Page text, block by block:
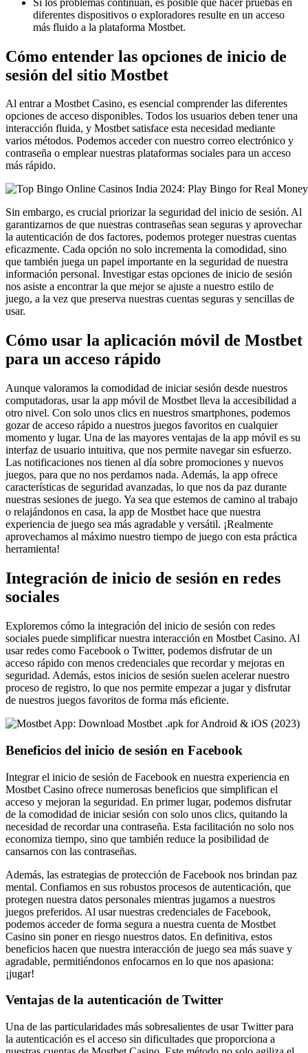
diferentes dispositivos o exploradores resulte en un acceso
más fluido a la plataforma Mostbet.
Cómo entender las opciones de inicio de
sesión del sitio Mostbet
Al entrar a Mostbet Casino, es esencial comprender las diferentes
opciones de acceso disponibles. Todos los usuarios deben tener una
interacción fluida, y Mostbet satisface esta necesidad mediante
varios métodos. Podemos acceder con nuestro correo electrónico y
contraseña o emplear nuestras plataformas sociales para un acceso
más rápido.
Sin embargo, es crucial priorizar la seguridad del inicio de sesión. Al
garantizarnos de que nuestras contraseñas sean seguras y aprovechar
la autenticación de dos factores, podemos proteger nuestras cuentas
eficazmente. Cada opción no solo incrementa la comodidad, sino
que también juega un papel importante en la seguridad de nuestra
información personal. Investigar estas opciones de inicio de sesión
nos asiste a encontrar la que mejor se ajuste a nuestro estilo de
juego, a la vez que preserva nuestras cuentas seguras y sencillas de
usar.
Cómo usar la aplicación móvil de Mostbet
para un acceso rápido
Aunque valoramos la comodidad de iniciar sesión desde nuestros
computadoras, usar la app móvil de Mostbet lleva la accesibilidad a
otro nivel. Con solo unos clics en nuestros smartphones, podemos
gozar de acceso rápido a nuestros juegos favoritos en cualquier
momento y lugar. Una de las mayores ventajas de la app móvil es su
interfaz de usuario intuitiva, que nos permite navegar sin esfuerzo.
Las notificaciones nos tienen al día sobre promociones y nuevos
juegos, para que no nos perdamos nada. Además, la app ofrece
características de seguridad avanzadas, lo que nos da paz durante
nuestras sesiones de juego. Ya sea que estemos de camino al trabajo
o relajándonos en casa, la app de Mostbet hace que nuestra
experiencia de juego sea más agradable y versátil. ¡Realmente
aprovechamos al máximo nuestro tiempo de juego con esta práctica
herramienta!
Integración de inicio de sesión en redes
sociales
Exploremos cómo la integración del inicio de sesión con redes
sociales puede simplificar nuestra interacción en Mostbet Casino. Al
usar redes como Facebook o Twitter, podemos disfrutar de un
acceso rápido con menos credenciales que recordar y mejoras en
seguridad. Además, estos inicios de sesión suelen acelerar nuestro
proceso de registro, lo que nos permite empezar a jugar y disfrutar
de nuestros juegos favoritos de forma más eficiente.
Beneficios del inicio de sesión en Facebook
Integrar el inicio de sesión de Facebook en nuestra experiencia en
Mostbet Casino ofrece numerosas beneficios que simplifican el
acceso y mejoran la seguridad. En primer lugar, podemos disfrutar
de la comodidad de iniciar sesión con solo unos clics, quitando la
necesidad de recordar una contraseña. Esta facilitación no solo nos
economiza tiempo, sino que también reduce la posibilidad de
cansarnos con las contraseñas.
Además, las estrategias de protección de Facebook nos brindan paz
mental. Confiamos en sus robustos procesos de autenticación, que
protegen nuestra datos personales mientras jugamos a nuestros
juegos preferidos. Al usar nuestras credenciales de Facebook,
podemos acceder de forma segura a nuestra cuenta de Mostbet
Casino sin poner en riesgo nuestros datos. En definitiva, estos
beneficios hacen que nuestra interacción de juego sea más suave y
agradable, permitiéndonos enfocarnos en lo que nos apasiona:
¡jugar!
Ventajas de la autenticación de Twitter
Una de las particularidades más sobresalientes de usar Twitter para
la autenticación es el acceso sin dificultades que proporciona a